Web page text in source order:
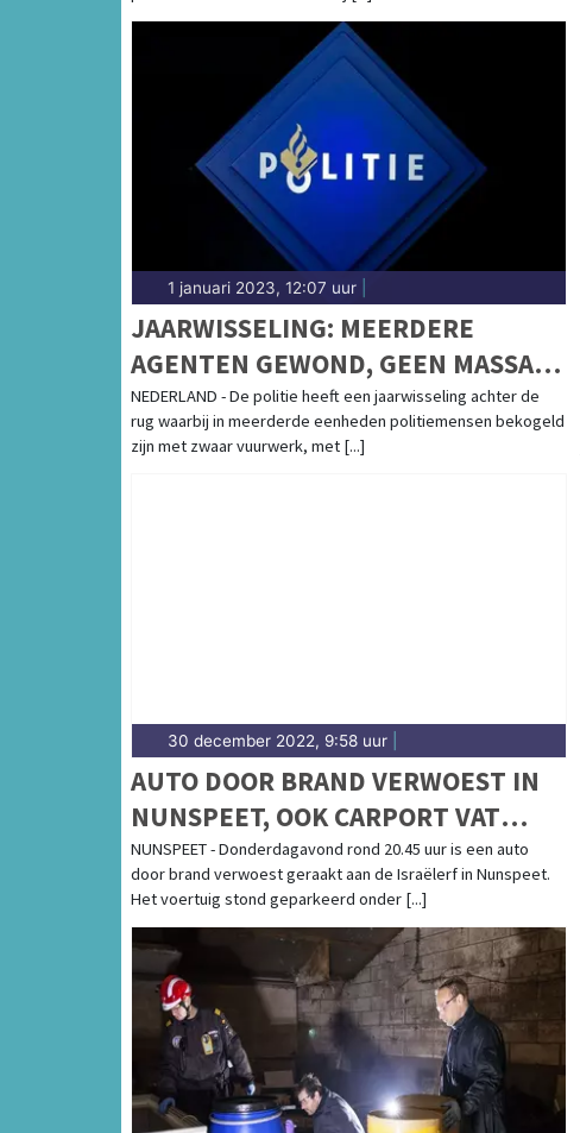
1 januari 2023, 12:07 uur
JAARWISSELING: MEERDERE
AGENTEN GEWOND, GEEN MASSALE
ORDEVERSTORINGEN
NEDERLAND - De politie heeft een jaarwisseling achter de
rug waarbij in meerderde eenheden politiemensen bekogeld
zijn met zwaar vuurwerk, met [...]
30 december 2022, 9:58 uur
AUTO DOOR BRAND VERWOEST IN
NUNSPEET, OOK CARPORT VAT
VLAM
NUNSPEET - Donderdagavond rond 20.45 uur is een auto
door brand verwoest geraakt aan de Israëlerf in Nunspeet.
Het voertuig stond geparkeerd onder [...]